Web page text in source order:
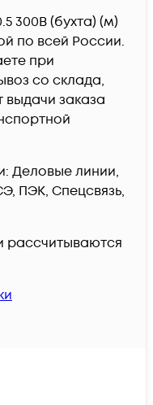
300В (бухта) (м)
по всей России.
при
со склада,
выдачи заказа
Деловые линии,
ПЭК, Спецсвязь,
рассчитываются